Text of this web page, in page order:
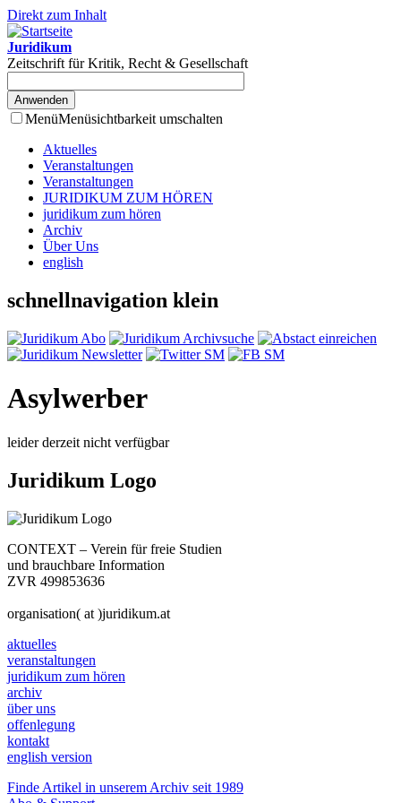
Direkt zum Inhalt
Juridikum
Zeitschrift für Kritik, Recht & Gesellschaft
MenüMenüsichtbarkeit umschalten
Aktuelles
Veranstaltungen
Veranstaltungen
JURIDIKUM ZUM HÖREN
juridikum zum hören
Archiv
Über Uns
english
schnellnavigation klein
Asylwerber
leider derzeit nicht verfügbar
Juridikum Logo
CONTEXT – Verein für freie Studien
und brauchbare Information
ZVR 499853636
organisation( at )juridikum.at
aktuelles
veranstaltungen
juridikum zum hören
archiv
über uns
offenlegung
kontakt
english version
Finde Artikel in unserem Archiv seit 1989